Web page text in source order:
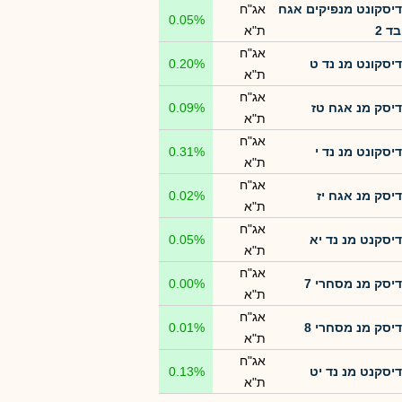
דיסקונט מנפיקים אגח
2
אג"ח
ת"א
0.05%
דיסקונט מנ נד ט
אג"ח
ת"א
0.20%
דיסק מנ אגח טז
אג"ח
ת"א
0.09%
דיסקונט מנ נד י
אג"ח
ת"א
0.31%
דיסק מנ אגח יז
אג"ח
ת"א
0.02%
דיסקנט מנ נד יא
אג"ח
ת"א
0.05%
דיסק מנ מסחרי 7
אג"ח
ת"א
0.00%
דיסק מנ מסחרי 8
אג"ח
ת"א
0.01%
דיסקנט מנ נד יט
אג"ח
ת"א
0.13%